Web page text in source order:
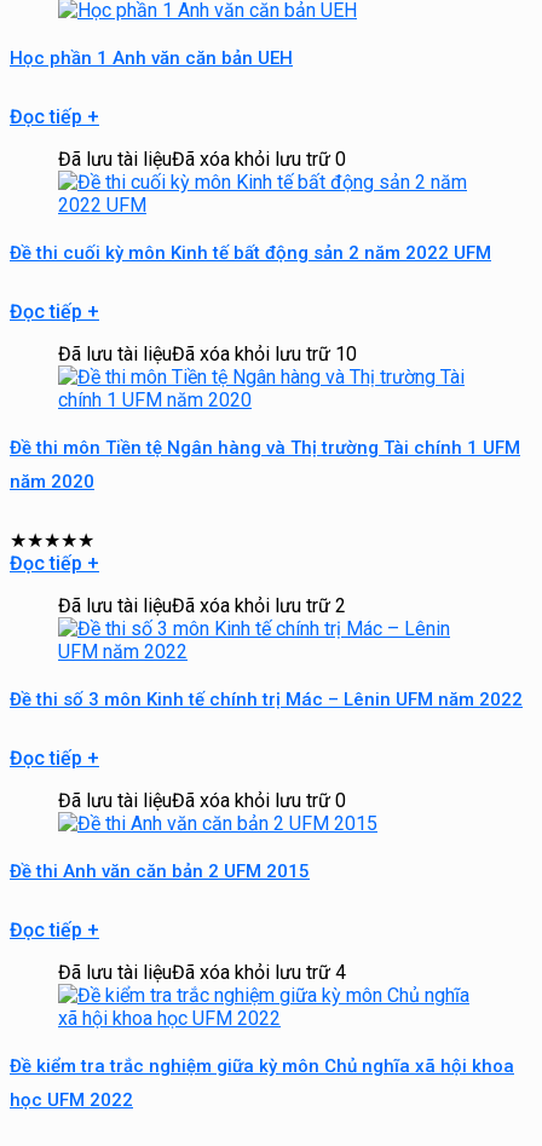
Học phần 1 Anh văn căn bản UEH
Đọc tiếp +
Đã lưu tài liệuĐã xóa khỏi lưu trữ 0
Đề thi cuối kỳ môn Kinh tế bất động sản 2 năm 2022 UFM
Đọc tiếp +
Đã lưu tài liệuĐã xóa khỏi lưu trữ 10
Đề thi môn Tiền tệ Ngân hàng và Thị trường Tài chính 1 UFM
năm 2020
★★★★★
Đọc tiếp +
Đã lưu tài liệuĐã xóa khỏi lưu trữ 2
Đề thi số 3 môn Kinh tế chính trị Mác – Lênin UFM năm 2022
Đọc tiếp +
Đã lưu tài liệuĐã xóa khỏi lưu trữ 0
Đề thi Anh văn căn bản 2 UFM 2015
Đọc tiếp +
Đã lưu tài liệuĐã xóa khỏi lưu trữ 4
Đề kiểm tra trắc nghiệm giữa kỳ môn Chủ nghĩa xã hội khoa
học UFM 2022